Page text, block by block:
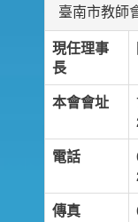
臺南市教師
現任理事
長
本會會址
電話
傳真